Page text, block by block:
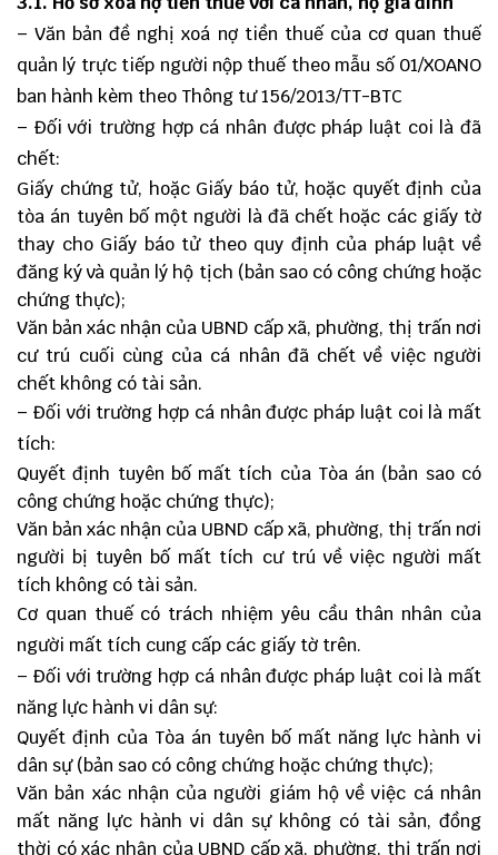
– Văn bản đề nghị xoá nợ tiền thuế của cơ quan thuế
quản lý trực tiếp người nộp thuế theo mẫu số 01/XOANO
ban hành kèm theo Thông tư 156/2013/TT-BTC
– Đối với trường hợp cá nhân được pháp luật coi là đã
chết:
Giấy chứng tử, hoặc Giấy báo tử, hoặc quyết định của
tòa án tuyên bố một người là đã chết hoặc các giấy tờ
thay cho Giấy báo tử theo quy định của pháp luật về
đăng ký và quản lý hộ tịch (bản sao có công chứng hoặc
chứng thực);
Văn bản xác nhận của UBND cấp xã, phường, thị trấn nơi
cư trú cuối cùng của cá nhân đã chết về việc người
chết không có tài sản.
– Đối với trường hợp cá nhân được pháp luật coi là mất
tích:
Quyết định tuyên bố mất tích của Tòa án (bản sao có
công chứng hoặc chứng thực);
Văn bản xác nhận của UBND cấp xã, phường, thị trấn nơi
người bị tuyên bố mất tích cư trú về việc người mất
tích không có tài sản.
Cơ quan thuế có trách nhiệm yêu cầu thân nhân của
người mất tích cung cấp các giấy tờ trên.
– Đối với trường hợp cá nhân được pháp luật coi là mất
năng lực hành vi dân sự:
Quyết định của Tòa án tuyên bố mất năng lực hành vi
dân sự (bản sao có công chứng hoặc chứng thực);
Văn bản xác nhận của người giám hộ về việc cá nhân
mất năng lực hành vi dân sự không có tài sản, đồng
thời có xác nhận của UBND cấp xã, phường, thị trấn nơi